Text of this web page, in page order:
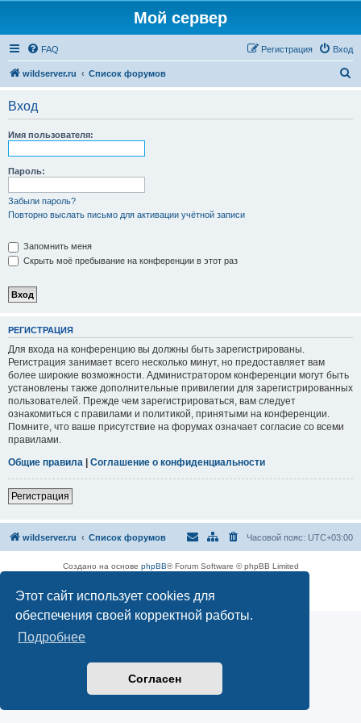
Этот сайт использует cookies для
обеспечения своей корректной работы.
Подробнее
Согласен
Мой сервер
FAQ Вход
Регистрация
wildserver.ru Список форумов
Вход
Имя пользователя:
Пароль:
Забыли пароль?
Повторно выслать письмо для активации учётной записи
Запомнить меня
Скрыть моё пребывание на конференции в этот раз
РЕГИСТРАЦИЯ
Для входа на конференцию вы должны быть зарегистрированы.
Регистрация занимает всего несколько минут, но предоставляет вам
более широкие возможности. Администратором конференции могут быть
установлены также дополнительные привилегии для зарегистрированных
пользователей. Прежде чем зарегистрироваться, вам следует
ознакомиться с правилами и политикой, принятыми на конференции.
Помните, что ваше присутствие на форумах означает согласие со всеми
правилами.
Общие правила | Соглашение о конфиденциальности
Регистрация
wildserver.ru Список форумов Часовой пояс: UTC+03:00
Создано на основе phpBB® Forum Software © phpBB Limited
Конфиденциальность|Правила